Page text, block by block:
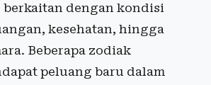
berkaitan dengan kondisi
kesehatan, hingga
Beberapa zodiak
peluang baru dalam